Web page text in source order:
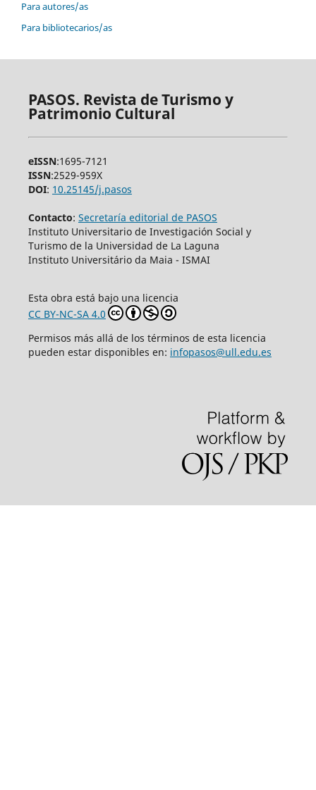
Para autores/as
Para bibliotecarios/as
PASOS. Revista de Turismo y
Patrimonio Cultural
eISSN:1695-7121
ISSN:2529-959X
DOI: 10.25145/j.pasos
Contacto: Secretaría editorial de PASOS
Instituto Universitario de Investigación Social y
Turismo de la Universidad de La Laguna
Instituto Universitário da Maia - ISMAI
Esta obra está bajo una licencia
CC BY-NC-SA 4.0
Permisos más allá de los términos de esta licencia
pueden estar disponibles en: infopasos@ull.edu.es